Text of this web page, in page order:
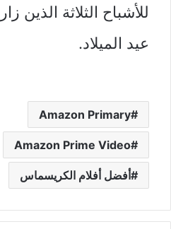
عيد الميلاد.
Amazon Primary
Amazon Prime Video
أفضل أفلام الكريسماس